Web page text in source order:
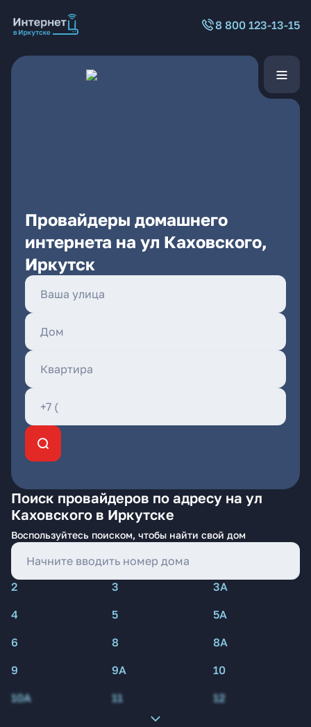
8 800 123-13-15
Провайдеры домашнего
интернета на ул Каховского,
Иркутск
Поиск провайдеров по адресу на ул
Каховского в Иркутске
Воспользуйтесь поиском, чтобы найти свой дом
2 3
3А
4
5
5А
6
8
8А
9
9А
10
10А
11 12